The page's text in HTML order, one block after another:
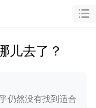
儿去了？
仍然没有找到适合